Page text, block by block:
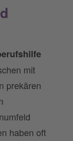
mit
prekären
haben oft